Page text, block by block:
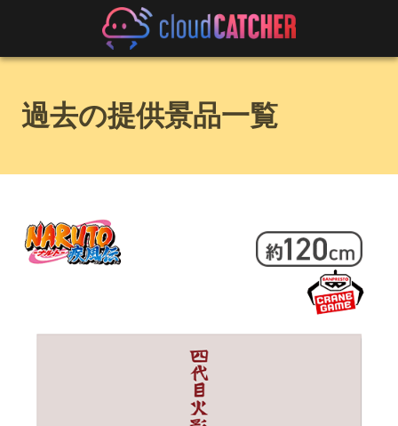
過去の提供景品一覧